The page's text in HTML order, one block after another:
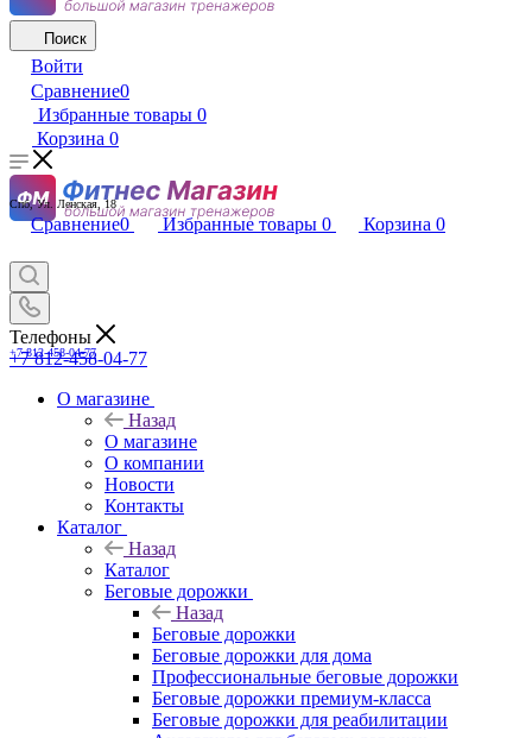
Поиск
Войти
Сравнение0
Избранные товары 0
Корзина 0
Спб, Ул. Ленская, 18
Сравнение0 Избранные товары 0 Корзина 0
+7 812-458-04-77
Телефоны
+7 812-458-04-77
О магазине
Назад
О магазине
О компании
Новости
Контакты
Каталог
Назад
Каталог
Беговые дорожки
Назад
Беговые дорожки
Беговые дорожки для дома
Профессиональные беговые дорожки
Беговые дорожки премиум-класса
Беговые дорожки для реабилитации